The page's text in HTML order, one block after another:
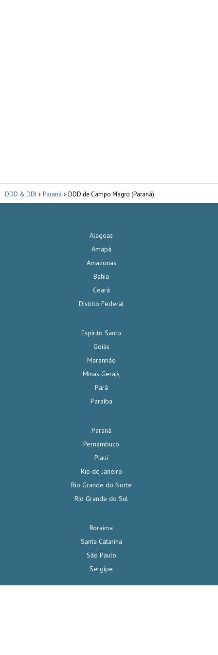
DDD & DDI Paraná DDD de Campo Magro (Paraná)
Alagoas
Amapá
Amazonas
Bahia
Ceará
Distrito Federal
Espírito Santo
Goiás
Maranhão
Minas Gerais
Pará
Paraíba
Paraná
Pernambuco
Piauí
Rio de Janeiro
Rio Grande do Norte
Rio Grande do Sul
Roraima
Santa Catarina
São Paulo
Sergipe